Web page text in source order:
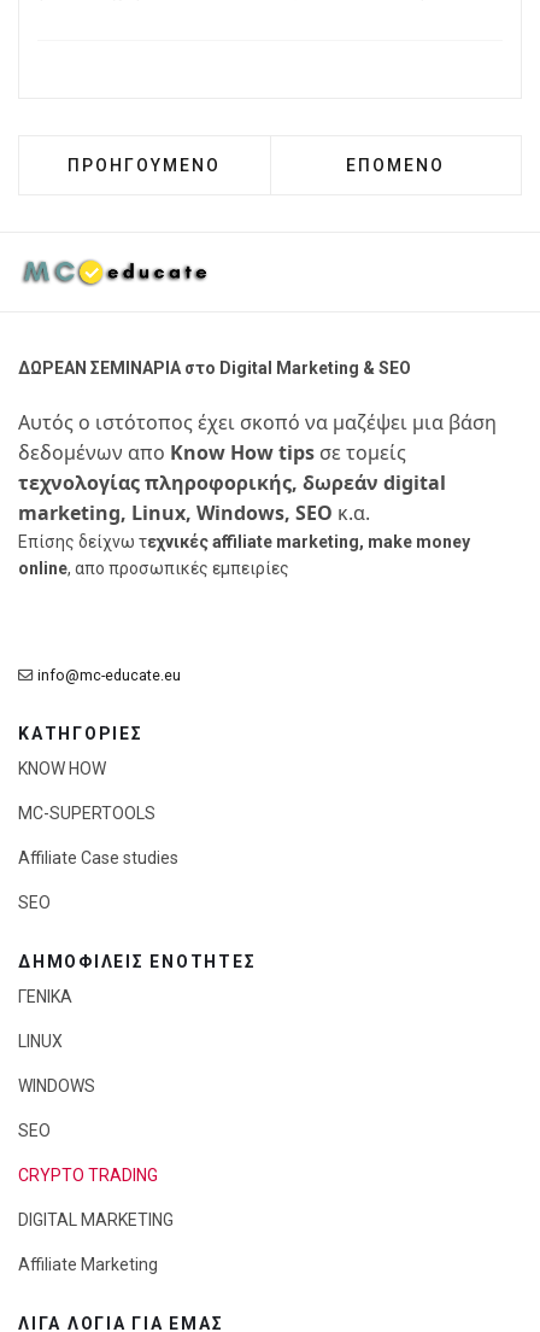
ΠΡΟΗΓΟΎΜΕΝΟ ΆΡΘΡΟ: ΠΏΣ ΝΑ ΠΕΤΎΧΕΤΕ ΣΤΟ
ΠΡΟΗΓΟΎΜΕΝΟ ΕΠΌΜΕΝΟ ΆΡΘΡΟ:
ΕΠΌΜΕΝΟ
ΔΩΡΕΑΝ ΣΕΜΙΝΑΡΙΑ στο Digital Marketing & SEO
Αυτός ο ιστότοπος έχει σκοπό να μαζέψει μια βάση
δεδομένων απο Know How tips σε τομείς
τεχνολογίας πληροφορικής, δωρεάν digital
marketing, Linux, Windows, SEO κ.α.
Επίσης δείχνω τεχνικές affiliate marketing, make money
online, απο προσωπικές εμπειρίες
info@mc-educate.eu
ΚΑΤΗΓΟΡΙΕΣ
KNOW HOW
MC-SUPERTOOLS
Affiliate Case studies
SEO
ΔΗΜΟΦΙΛΕΊΣ ΕΝΌΤΗΤΕΣ
ΓΕΝΙΚΑ
LINUX
WINDOWS
SEO
CRYPTO TRADING
DIGITAL MARKETING
Affiliate Marketing
ΛΊΓΑ ΛΌΓΙΑ ΓΙΑ ΕΜΆΣ